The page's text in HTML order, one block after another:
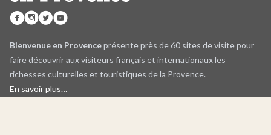
Bienvenue en Provenceprésente près de 60 sites de visite pour
faire découvrir aux visiteurs français et internationaux les
richesses culturelles et touristiques de la Provence.
En savoir plus…